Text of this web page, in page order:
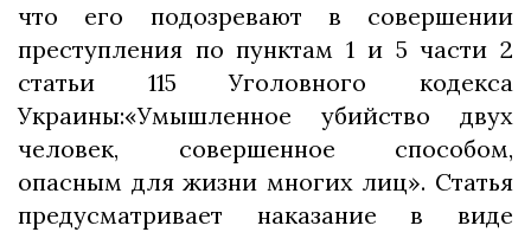
что его подозревают в совершении
преступления по пунктам 1 и 5 части 2
статьи 115 Уголовного кодекса
Украины:«Умышленное убийство двух
человек, совершенное способом,
опасным для жизни многих лиц». Статья
предусматривает наказание в виде